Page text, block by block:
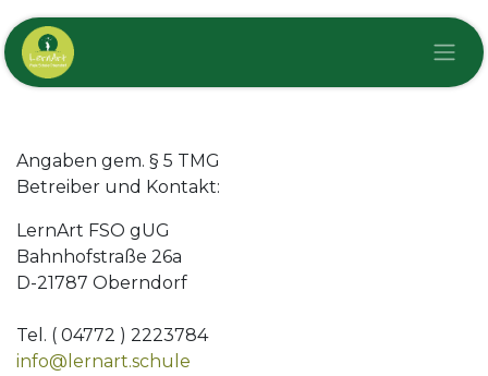
Zum Inhalt springen
Angaben gem. § 5 TMG
Betreiber und Kontakt:
LernArt FSO gUG
Bahnhofstraße 26a
D-21787 Oberndorf
Tel. ( 04772 ) 2223784
info@lernart.schule